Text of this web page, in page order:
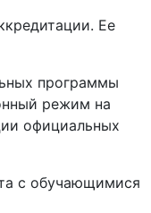
Ее
программы
режим на
официальных
с обучающимися